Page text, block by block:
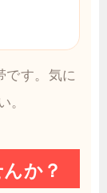
です。気に
。
か？